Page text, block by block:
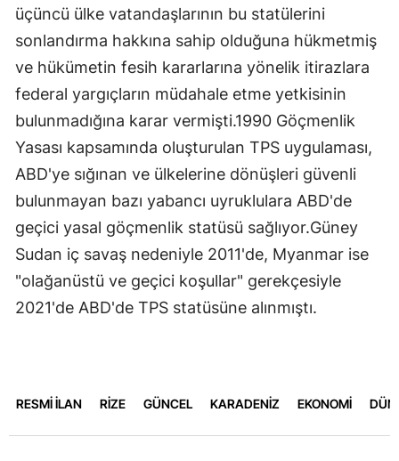
üçüncü ülke vatandaşlarının bu statülerini
sonlandırma hakkına sahip olduğuna hükmetmiş
ve hükümetin fesih kararlarına yönelik itirazlara
federal yargıçların müdahale etme yetkisinin
bulunmadığına karar vermişti.1990 Göçmenlik
Yasası kapsamında oluşturulan TPS uygulaması,
ABD'ye sığınan ve ülkelerine dönüşleri güvenli
bulunmayan bazı yabancı uyruklulara ABD'de
geçici yasal göçmenlik statüsü sağlıyor.Güney
Sudan iç savaş nedeniyle 2011'de, Myanmar ise
"olağanüstü ve geçici koşullar" gerekçesiyle
2021'de ABD'de TPS statüsüne alınmıştı.
RESMİ İLAN RİZE GÜNCEL KARADENİZ EKONOMİ